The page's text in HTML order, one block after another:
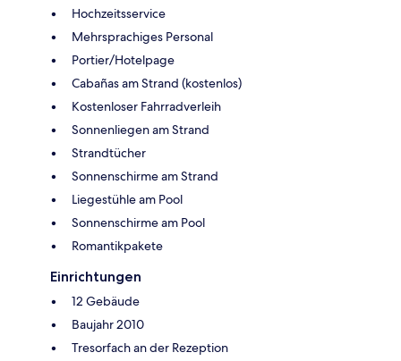
Hochzeitsservice
Mehrsprachiges Personal
Portier/Hotelpage
Cabañas am Strand (kostenlos)
Kostenloser Fahrradverleih
Sonnenliegen am Strand
Strandtücher
Sonnenschirme am Strand
Liegestühle am Pool
Sonnenschirme am Pool
Romantikpakete
Einrichtungen
12 Gebäude
Baujahr 2010
Tresorfach an der Rezeption